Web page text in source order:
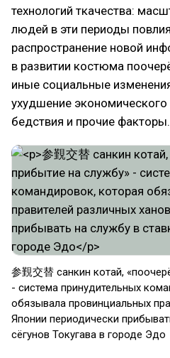
технологий ткачества:
людей в эти периоды
распространение новой
в развитии костюма
иные социальные
ухудшение
бедствия и прочие факторы.
参覲交替 санкин котай,
- система принудительных
обязывала провинциальных
Японии периодически
сёгунов Токугава в городе Эдо